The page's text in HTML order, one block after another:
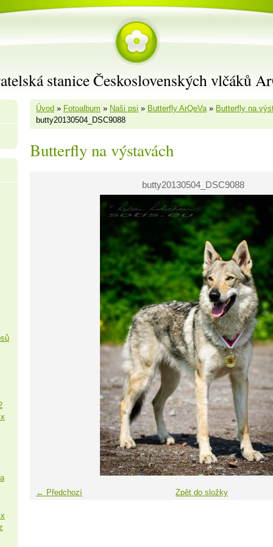
stanice Československých vlčáků
Úvod » Fotoalbum » Naši psi » Butterfly ArQeVa» Butterfly na
butty20130504_DSC9088
Butterfly na výstavách
butty20130504_DSC9088
← Předchozí Zpět do složky